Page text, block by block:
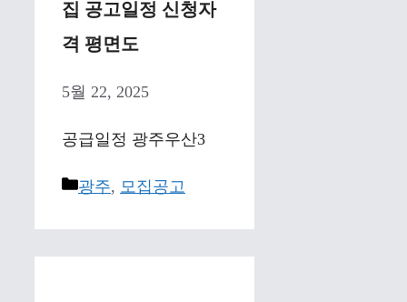
집 공고일정 신청자
격 평면도
5월 22, 2025
공급일정 광주우산3
Categories
광주, 모집공고